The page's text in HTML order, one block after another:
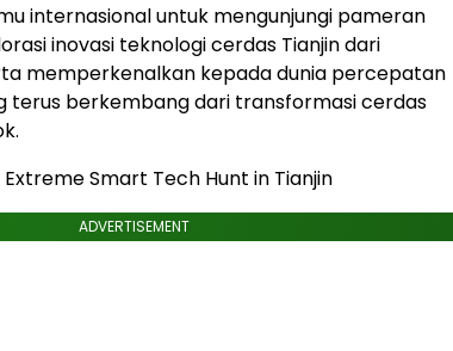
internasional untuk mengunjungi pameran
inovasi teknologi cerdas Tianjin dari
memperkenalkan kepada dunia percepatan
terus berkembang dari transformasi cerdas
Smart Tech Hunt in Tianjin
ADVERTISEMENT